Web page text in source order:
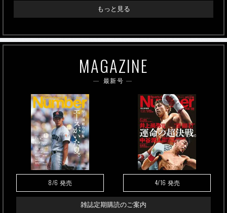
もっと見る
MAGAZINE
最新号
8/6 発売 4/16 発売
雑誌定期購読のご案内